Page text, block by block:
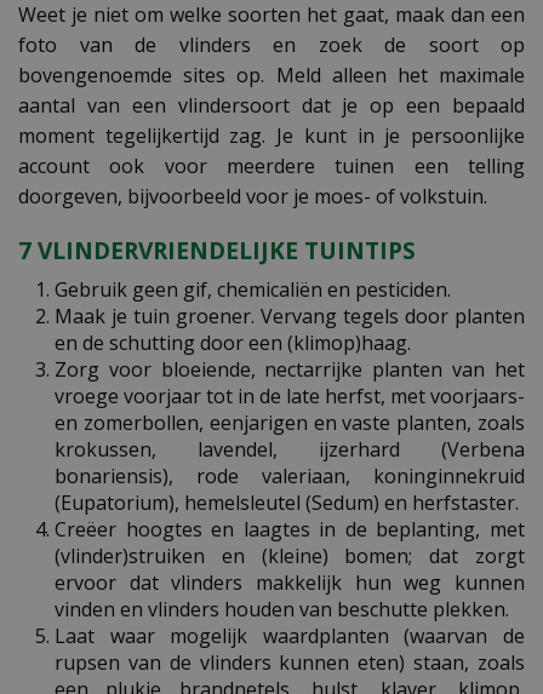
Weet je niet om welke soorten het gaat, maak dan een
foto van de vlinders en zoek de soort op
bovengenoemde sites op. Meld alleen het maximale
aantal van een vlindersoort dat je op een bepaald
moment tegelijkertijd zag. Je kunt in je persoonlijke
account ook voor meerdere tuinen een telling
doorgeven, bijvoorbeeld voor je moes- of volkstuin.
7 VLINDERVRIENDELIJKE TUINTIPS
Gebruik geen gif, chemicaliën en pesticiden.
Maak je tuin groener. Vervang tegels door planten
en de schutting door een (klimop)haag.
Zorg voor bloeiende, nectarrijke planten van het
vroege voorjaar tot in de late herfst, met voorjaars-
en zomerbollen, eenjarigen en vaste planten, zoals
krokussen, lavendel, ijzerhard (Verbena
bonariensis), rode valeriaan, koninginnekruid
(Eupatorium), hemelsleutel (Sedum) en herfstaster.
Creëer hoogtes en laagtes in de beplanting, met
(vlinder)struiken en (kleine) bomen; dat zorgt
ervoor dat vlinders makkelijk hun weg kunnen
vinden en vlinders houden van beschutte plekken.
Laat waar mogelijk waardplanten (waarvan de
rupsen van de vlinders kunnen eten) staan, zoals